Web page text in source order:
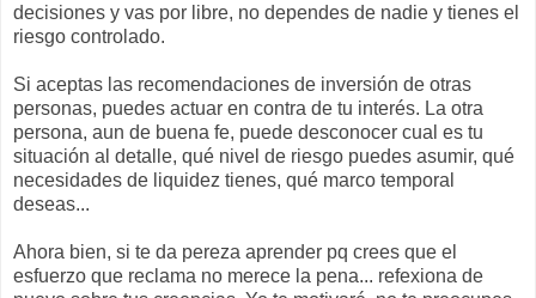
decisiones y vas por libre, no dependes de nadie y tienes el
riesgo controlado.
Si aceptas las recomendaciones de inversión de otras
personas, puedes actuar en contra de tu interés. La otra
persona, aun de buena fe, puede desconocer cual es tu
situación al detalle, qué nivel de riesgo puedes asumir, qué
necesidades de liquidez tienes, qué marco temporal
deseas...
Ahora bien, si te da pereza aprender pq crees que el
esfuerzo que reclama no merece la pena... refexiona de